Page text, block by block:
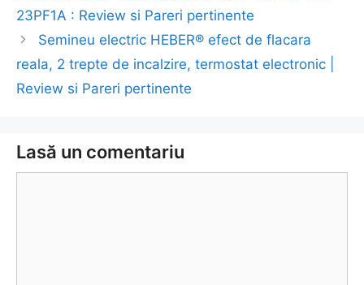
23PF1A : Review si Pareri pertinente
Semineu electric HEBER® efect de flacara
reala, 2 trepte de incalzire, termostat electronic |
Review si Pareri pertinente
Lasă un comentariu